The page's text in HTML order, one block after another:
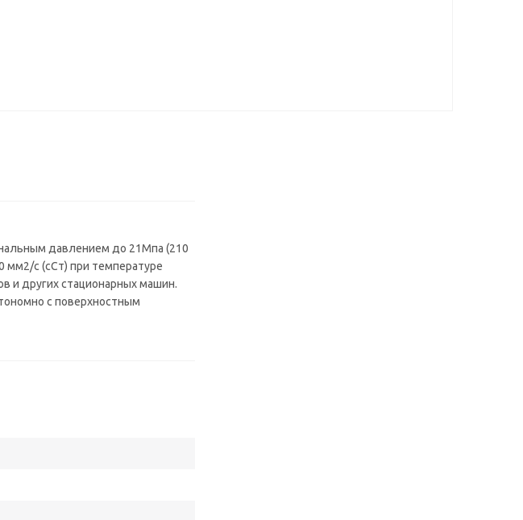
давлением до 21Мпа (210
мм2/с (сСт) при температуре
и других стационарных машин.
с поверхностным